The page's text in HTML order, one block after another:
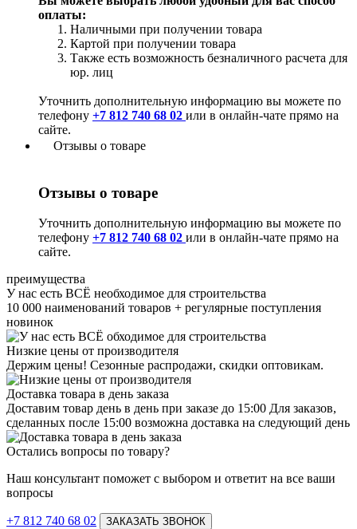
оплаты:
Наличными при получении товара
Картой при получении товара
Также есть возможность безналичного расчета для
юр. лиц
Уточнить дополнительную информацию вы можете по
телефону +7 812 740 68 02 или в онлайн-чате прямо на
сайте.
Отзывы о товаре
Отзывы о товаре
Уточнить дополнительную информацию вы можете по
телефону +7 812 740 68 02 или в онлайн-чате прямо на
сайте.
преимущества
У нас есть ВСЁ необходимое для строительства
10 000 наименований товаров + регулярные поступления
новинок
Низкие цены от производителя
Держим цены! Сезонные распродажи, скидки оптовикам.
Доставка товара в день заказа
Доставим товар день в день при заказе до 15:00 Для заказов,
сделанных после 15:00 возможна доставка на следующий день
Остались вопросы по товару?
Наш консультант поможет с выбором и ответит на все ваши
вопросы
+7 812 740 68 02 ЗАКАЗАТЬ ЗВОНОК